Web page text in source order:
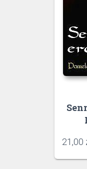
21,00